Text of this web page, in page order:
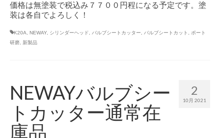
価格は無塗装で税込み７７００円程になる予定です。塗
装は各自でよろしく！
K20A NEWAY シリンダーヘッド バルブシートカッター バルブシートカット
ポート
研磨
新製品
2
10月 2021
NEWAYバルブシー
トカッター通常在
庫品